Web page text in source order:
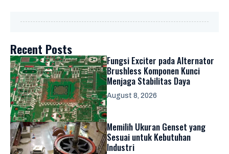
Recent Posts
Fungsi Exciter pada Alternator
Brushless Komponen Kunci
Menjaga Stabilitas Daya
August 8, 2026
Memilih Ukuran Genset yang
Sesuai untuk Kebutuhan
Industri